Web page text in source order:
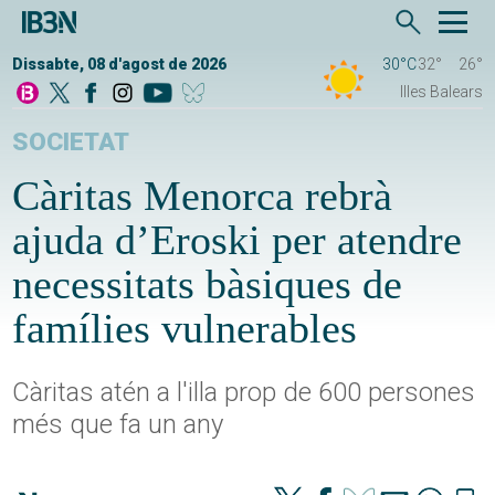
Dissabte, 08 d'agost de 2026 30°C32°
26°
Illes Balears
SOCIETAT
Càritas Menorca rebrà
ajuda d’Eroski per atendre
necessitats bàsiques de
famílies vulnerables
Càritas atén a l'illa prop de 600 persones
més que fa un any